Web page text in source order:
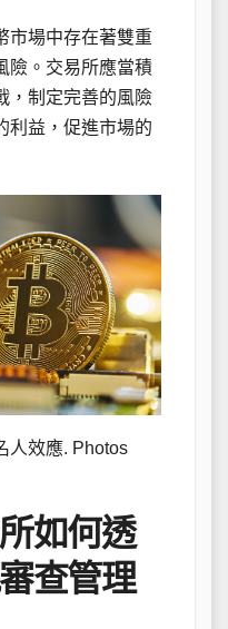
市場中存在著雙重
險。交易所應當積
，制定完善的風險
利益，促進市場的
人效應. Photos
如何透
查管理